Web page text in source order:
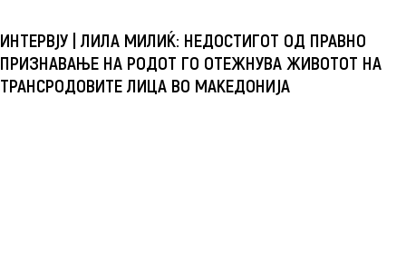
ИНТЕРВЈУ | ЛИЛА МИЛИЌ: НЕДОСТИГОТ ОД ПРАВНО
ПРИЗНАВАЊЕ НА РОДОТ ГО ОТЕЖНУВА ЖИВОТОТ НА
ТРАНСРОДОВИТЕ ЛИЦА ВО МАКЕДОНИЈА